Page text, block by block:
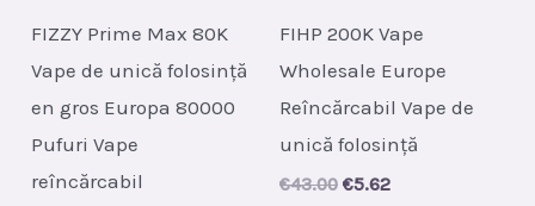
FIZZY Prime Max 80K
Vape de unică folosință
en gros Europa 80000
Pufuri Vape
reîncărcabil
FIHP 200K Vape
Wholesale Europe
Reîncărcabil Vape de
unică folosință
€43.00 Original
€5.62Current